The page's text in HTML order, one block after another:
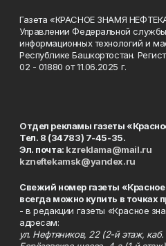
Газета «КРАСНОЕ ЗНАМЯ
Управлении Федеральной
информационных технологий и
Республике Башкортостан.
02 - 01880 от 11.06.2025 г.
Отдел рекламы газеты
Тел. 8 (34783) 7-45-35.
Эл. почта: kzreklama@mail.ru
kzneftekamsk@yandex.ru
Свежий номер газеты
всегда можно купить в точках
- в редакции газеты «Красное
адресам:
ул. Нефтяников, 22 (2-й этаж, каб.